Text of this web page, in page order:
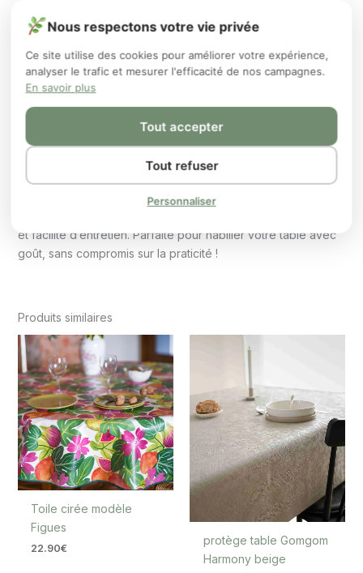
Ovale 200 × 160 cm: idéale pour tables de 150 à 170
Ovale 240 × 160 cm: idéale pour tables de 180 à 210
cm de long, 110 à 130 cm de large
Conseils d’entretien
Nettoyage rapide avec une éponge humide ou un chiffon
savonneux. Pas de lavage en machine.
et facilité d’entretien. Parfaite pour habiller votre table avec
goût, sans compromis sur la praticité !
Produits similaires
Toile cirée modèle
Figues
22.90€
protège table Gomgom
Harmony beige
Nous respectons votre vie privée
Ce site utilise des cookies pour améliorer votre expérience,
analyser le trafic et mesurer l'efficacité de nos campagnes.
En savoir plus
Tout accepter
Tout refuser
Personnaliser